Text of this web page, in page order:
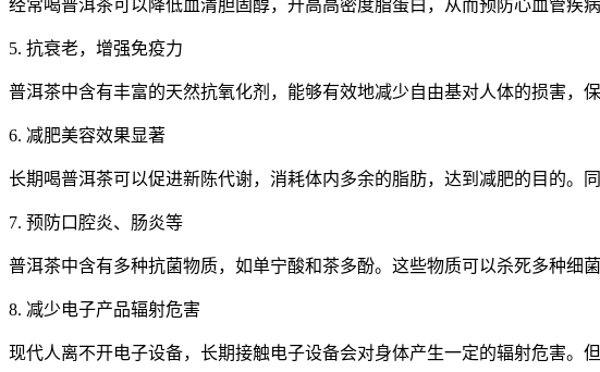
经常喝普洱茶可以降低血清胆固醇，升高高密度脂蛋白，从而预防心血管疾病
5. 抗衰老，增强免疫力
普洱茶中含有丰富的天然抗氧化剂，能够有效地减少自由基对人体的损害，
6. 减肥美容效果显著
长期喝普洱茶可以促进新陈代谢，消耗体内多余的脂肪，达到减肥的目的。
7. 预防口腔炎、肠炎等
普洱茶中含有多种抗菌物质，如单宁酸和茶多酚。这些物质可以杀死多种细
8. 减少电子产品辐射危害
现代人离不开电子设备，长期接触电子设备会对身体产生一定的辐射危害。